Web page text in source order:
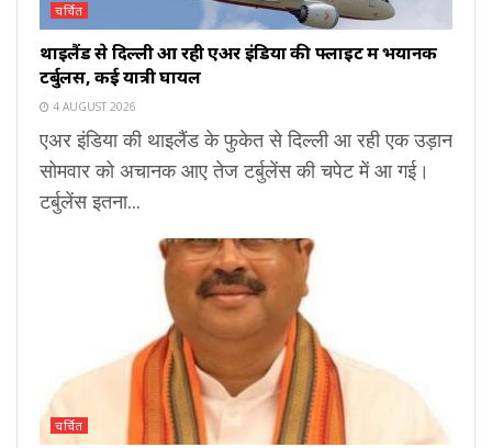
चर्चित
थाइलैंड से दिल्ली आ रही एअर इंडिया की फ्लाइट में भयानक
टर्बुलेंस, कई यात्री घायल
4 AUGUST 2026
एअर इंडिया की थाइलैंड के फुकेत से दिल्ली आ रही एक उड़ान
सोमवार को अचानक आए तेज टर्बुलेंस की चपेट में आ गई।
टर्बुलेंस इतना...
चर्चित